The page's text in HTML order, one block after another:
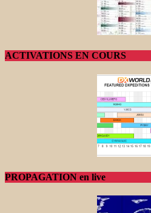
ACTIVATIONS EN COURS
PROPAGATION en live